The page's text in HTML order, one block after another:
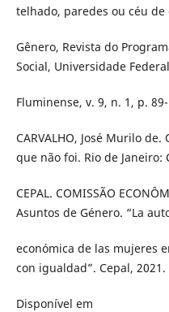
telhado, paredes ou céu de
Gênero, Revista do
Social, Universidade Federal
Fluminense, v. 9, n. 1, p.
CARVALHO, José Murilo
que não foi. Rio de Janeiro:
CEPAL. COMISSÃO
Asuntos de Género. “La
económica de las mujeres
con igualdad”. Cepal, 2021.
Disponível em